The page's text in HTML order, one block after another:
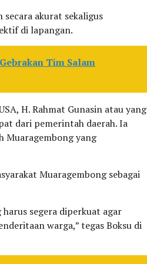
akurat sekaligus
di lapangan.
Tim Salam
H. Rahmat Gunasin atau yang
dari pemerintah daerah. Ia
yang
Muaragembong sebagai
segera diperkuat agar
warga,” tegas Boksu di